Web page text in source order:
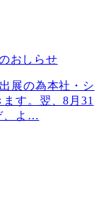
おしらせ
展の為本社・シ
す。翌、8月31
よ …